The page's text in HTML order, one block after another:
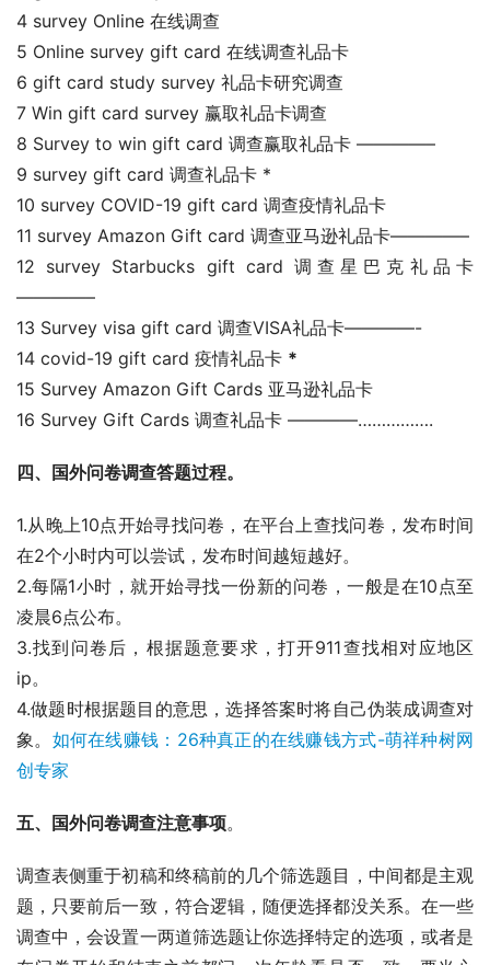
4 survey Online 在线调查
5 Online survey gift card 在线调查礼品卡
6 gift card study survey 礼品卡研究调查
7 Win gift card survey 赢取礼品卡调查
8 Survey to win gift card 调查赢取礼品卡 ————–
9 survey gift card 调查礼品卡 *
10 survey COVID-19 gift card 调查疫情礼品卡
11 survey Amazon Gift card 调查亚马逊礼品卡————–
12 survey Starbucks gift card 调查星巴克礼品卡
————–
13 Survey visa gift card 调查VISA礼品卡————-
14 covid-19 gift card 疫情礼品卡 *
15 Survey Amazon Gift Cards 亚马逊礼品卡
16 Survey Gift Cards 调查礼品卡 ————…………….
四、国外问卷调查答题过程。
1.从晚上10点开始寻找问卷，在平台上查找问卷，发布时间
在2个小时内可以尝试，发布时间越短越好。
2.每隔1小时，就开始寻找一份新的问卷，一般是在10点至
凌晨6点公布。
3.找到问卷后，根据题意要求，打开911查找相对应地区
ip。
4.做题时根据题目的意思，选择答案时将自己伪装成调查对
象。 如何在线赚钱：26种真正的在线赚钱方式-萌祥种树网
创专家
五、国外问卷调查注意事项。
调查表侧重于初稿和终稿前的几个筛选题目，中间都是主观
题，只要前后一致，符合逻辑，随便选择都没关系。在一些
调查中，会设置一两道筛选题让你选择特定的选项，或者是